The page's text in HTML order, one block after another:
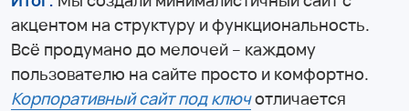
акцентом на структуру и функциональность.
Всё продумано до мелочей – каждому
пользователю на сайте просто и комфортно.
Корпоративный сайт под ключотличается